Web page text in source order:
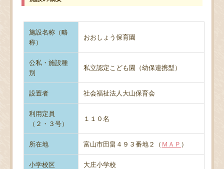
施設名称（略
称）
おおしょう保育園
公私・施設種
別
私立認定こども園（幼保連携型）
設置者 社会福祉法人大山保育会
利用定員
（２・３号）
１１０名
所在地 富山市田畠４９３番地２（ ＭＡＰ ）
小学校区 大庄小学校